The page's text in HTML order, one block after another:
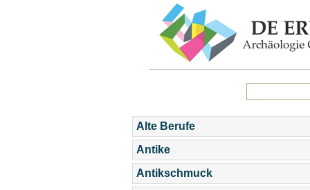
Alte Berufe
Antike
Antikschmuck